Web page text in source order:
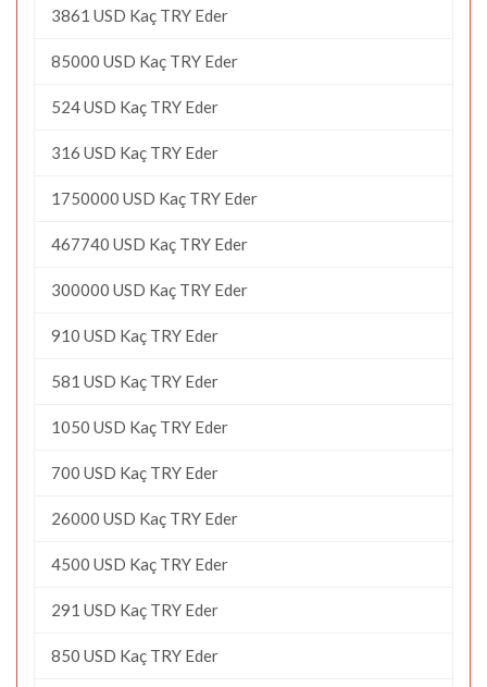
3861 USD Kaç TRY Eder
85000 USD Kaç TRY Eder
524 USD Kaç TRY Eder
316 USD Kaç TRY Eder
1750000 USD Kaç TRY Eder
467740 USD Kaç TRY Eder
300000 USD Kaç TRY Eder
910 USD Kaç TRY Eder
581 USD Kaç TRY Eder
1050 USD Kaç TRY Eder
700 USD Kaç TRY Eder
26000 USD Kaç TRY Eder
4500 USD Kaç TRY Eder
291 USD Kaç TRY Eder
850 USD Kaç TRY Eder